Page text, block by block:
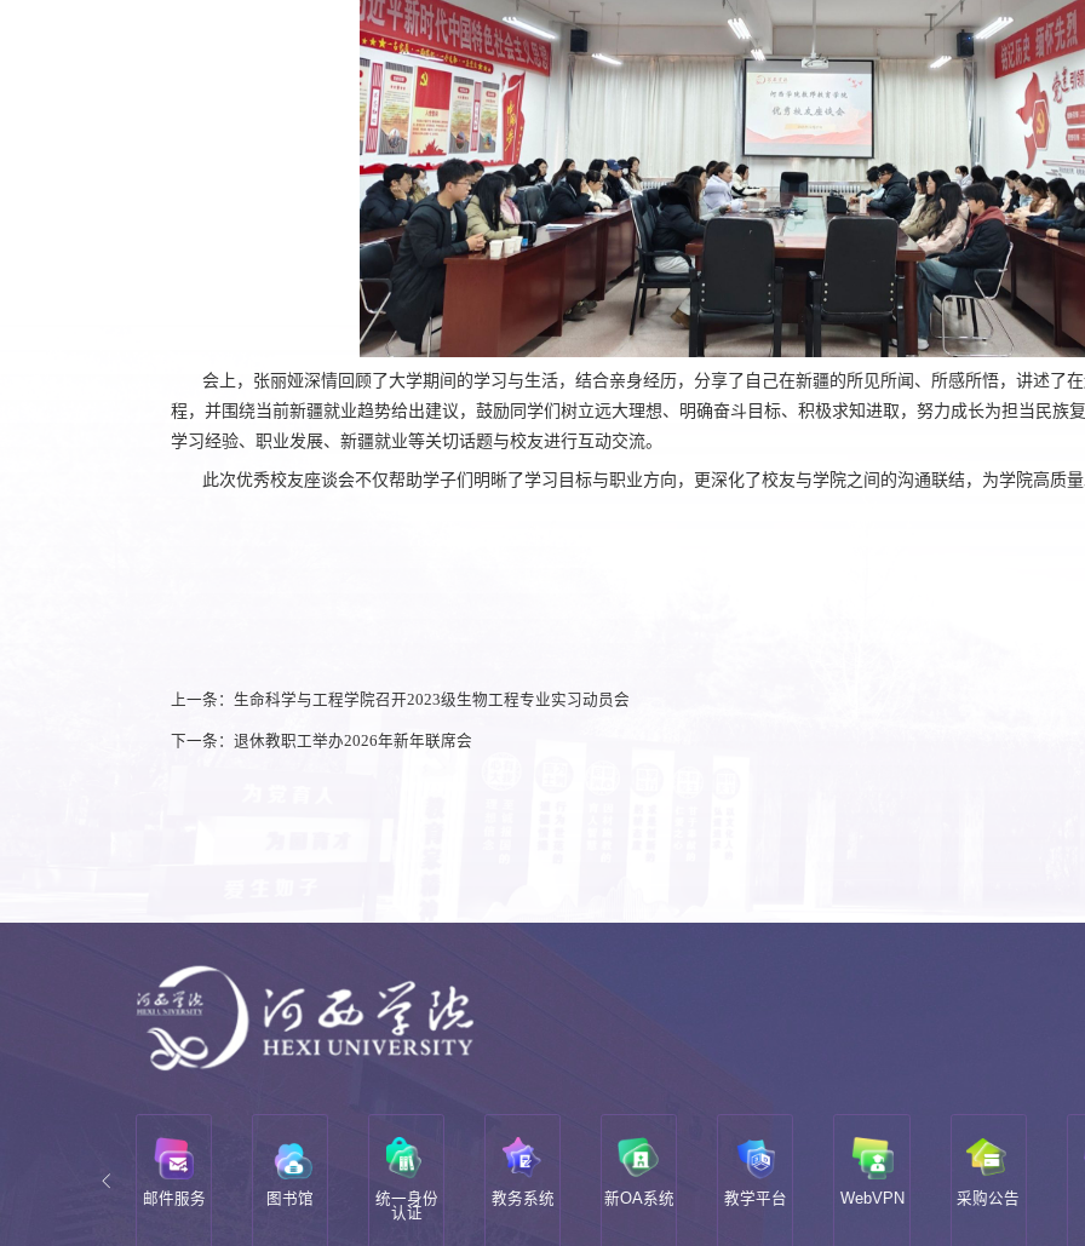
会上，张丽娅深情回顾了大学期间的学习与生活， 结合亲身经历，分享了 自己在新疆的所见所闻、所感所悟， 讲述了
程，并 围绕当前新疆就业趋势给出建议，鼓励 同学们树立远大理想、明确奋斗目标、积极求知进取，努力成长为担当民族
学习经验、职业发展、新疆就业等关切话题与校友进行互动交流。
此次优秀校友座谈会不仅帮助学子们 明晰了学习目标与职业方向， 更深化了校友与学院之间 的沟通联结，为学院高质
上一条：生命科学与工程学院召开2023级生物工程专业实习动员会
下一条：退休教职工举办2026年新年联席会
邮件服务 图书馆
统一身份
认证
教务系统 新OA系统 教学平台 WebVPN 采购公告